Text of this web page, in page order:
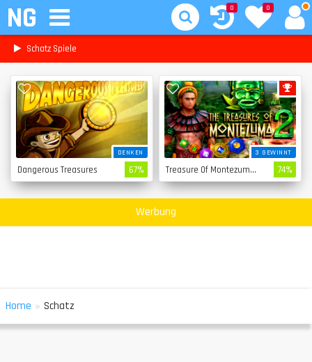
NG 0
0
Schatz Spiele
DENKEN
Dangerous Treasures 67%
3 GEWINNT
Treasure Of Montezuma 2 74%
Werbung
Home » Schatz